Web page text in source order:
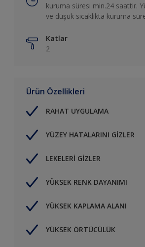
kuruma süresi min.24 saattir.
ve düşük sıcaklıkta kuruma
Katlar
2
Ürün Özellikleri
RAHAT UYGULAMA
YÜZEY HATALARINI GİZLER
LEKELERİ GİZLER
YÜKSEK RENK DAYANIMI
YÜKSEK KAPLAMA ALANI
YÜKSEK ÖRTÜCÜLÜK